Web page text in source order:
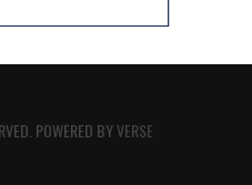
POWERED BYVERSE